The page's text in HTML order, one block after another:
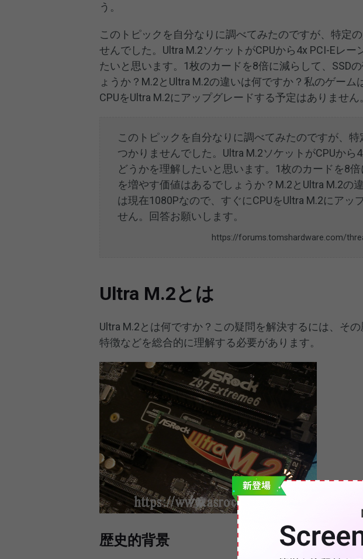
う。
このトピックを自分なりに調べてみたのですが、特定
せんでした。Ultra M.2ソケットがCPUから4x PCI-Eレ
たいと思います。1枚のカードを8倍に減らして、SSD
ょうか？M.2とUltra M.2の違いは何ですか？私のゲーム
CPUをUltra M.2にアップグレードする予定はありません
このトピックを自分なりに調べてみたのですが、
つかりませんでした。Ultra M.2ソケットがCPUから
どうかを理解したいと思います。1枚のカードを8
を増やす価値はあるでしょうか？M.2とUltra M.2の
は現在1080Pなので、すぐにCPUをUltra M.2にアッ
せん。回答お願いします。
https://forums.tomshardware.com/
Ultra M.2とは
Ultra M.2とは何ですか？この疑問を解決するには、そ
特徴などを総合的に理解する必要があります。
歴史的背景